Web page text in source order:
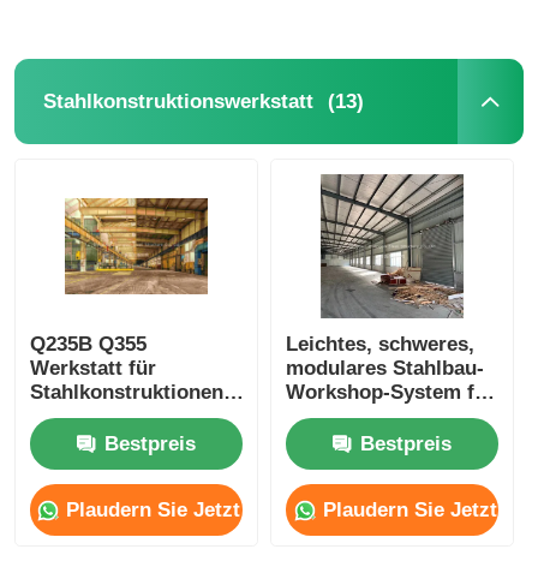
Stahlkonstruktionswerkstatt (13)
Q235B Q355
Werkstatt für
Stahlkonstruktionen
nach Maß
Bestpreis
Plaudern Sie Jetzt
Leichtes, schweres,
modulares Stahlbau-
Workshop-System für
dynamische
Industrieumgebungen
Bestpreis
Plaudern Sie Jetzt